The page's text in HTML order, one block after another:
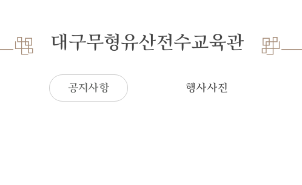
대구무형유산전수교육관
공지사항 행사사진